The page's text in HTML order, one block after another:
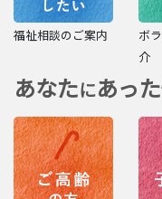
福祉相談のご案内
ボ
介
あなたにあっ